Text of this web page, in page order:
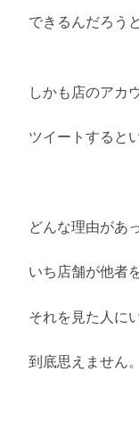
できるんだろう
しかも店のアカ
ツイートすると
どんな理由があ
いち店舗が他者
それを見た人に
到底思えません。